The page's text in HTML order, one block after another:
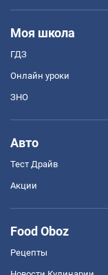
Моя школа
ГДЗ
Онлайн уроки
ЗНО
Авто
Тест Драйв
Акции
Food Oboz
Рецепты